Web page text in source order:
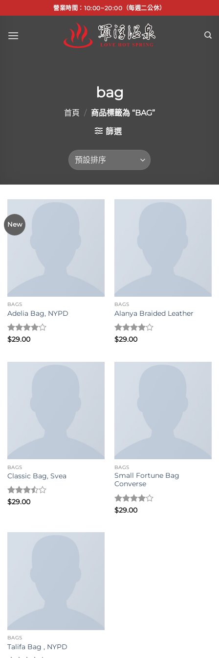
to
content
營業時間：10:00~20:00（每週二公休）
bag
首頁 / 商品標籤為 “BAG”
篩選
New
BAGS
Adelia Bag, NYPD
評分4
$29.00
BAGS
Alanya Braided Leather
評分4
$29.00
BAGS
Classic Bag, Svea
評分
$29.00
BAGS
Small Fortune Bag
Converse
評分4
$29.00
BAGS
Talifa Bag , NYPD